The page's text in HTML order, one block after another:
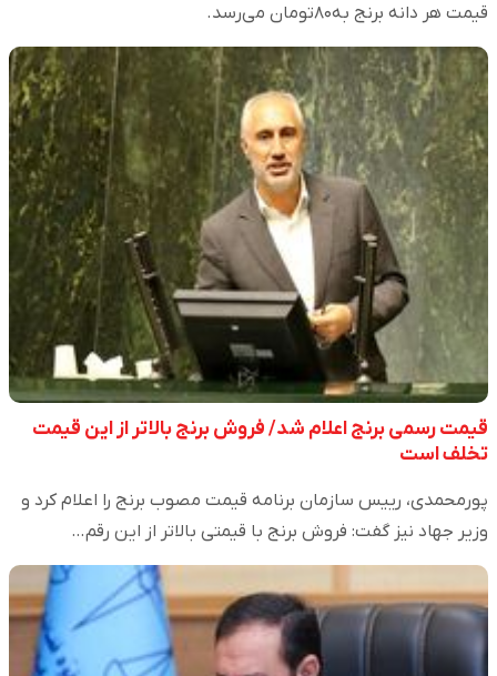
قیمت هر دانه برنج به۸۰تومان می‌رسد.
قیمت رسمی برنج اعلام شد/ فروش برنج بالاتر از این قیمت
تخلف است
پورمحمدی، رییس سازمان برنامه قیمت مصوب برنج را اعلام کرد و
وزیر جهاد نیز گفت: فروش برنج با قیمتی بالاتر از این رقم…